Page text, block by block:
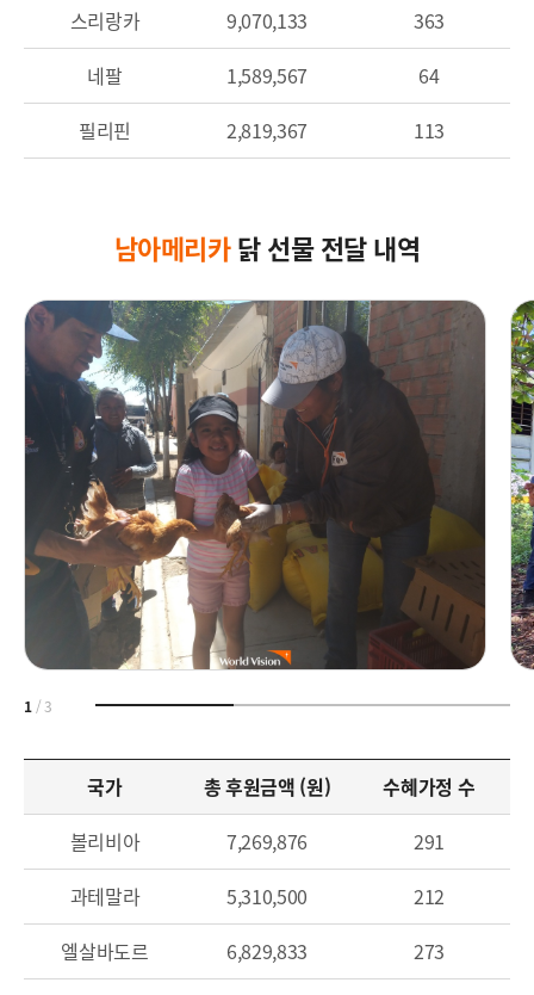
스리랑카
9,070,133
363
네팔
1,589,567
64
필리핀
2,819,367 113
남아메리카닭 선물 전달 내역
1/3
국가 총 후원금액 (원)
수혜가정 수
볼리비아
7,269,876
291
과테말라
5,310,500
212
엘살바도르
6,829,833 273